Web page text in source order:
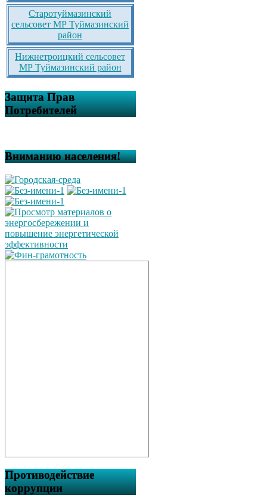
Старотуймазинский
сельсовет МР Туймазинский
район
Нижнетроицкий сельсовет
МР Туймазинский район
Защита Прав
Потребителей
Вниманию населения!
Противодействие
коррупции